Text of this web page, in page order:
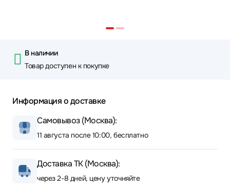
В наличии
Товар доступен к покупке
Информация о доставке
Самовывоз (Москва):
11 августа после 10:00, бесплатно
Доставка ТК (Москва):
через 2-8 дней, цену уточняйте